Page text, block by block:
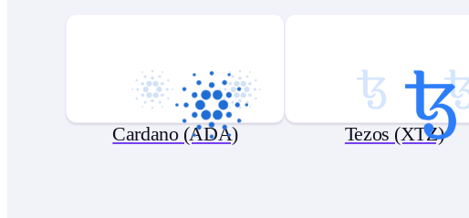
Cardano (ADA) Tezos (XTZ)